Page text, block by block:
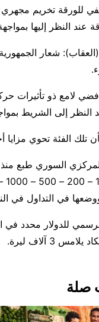
عند النظر إليها
(العقاب): شعار
النظر إلى الشريط
تلك الفئة تحوي
السوري طبع منذ
3 آلاف ليرة.
صلة